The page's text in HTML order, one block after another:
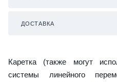
ДОСТАВКА
Каретка (также могут
системы линейного